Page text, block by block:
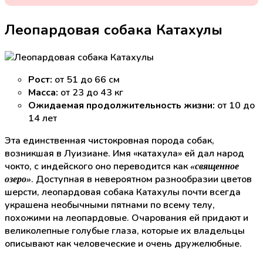
Леопардовая собака Катахулы
Рост: от 51 до 66 см
Масса: от 23 до 43 кг
Ожидаемая продолжительность жизни: от 10 до
14 лет
Эта единственная чистокровная порода собак,
возникшая в Луизиане. Имя «катахула» ей дал народ
чокто, с индейского оно переводится как «священное
озеро». Доступная в невероятном разнообразии цветов
шерсти, леопардовая собака Катахулы почти всегда
украшена необычными пятнами по всему телу,
похожими на леопардовые. Очарования ей придают и
великолепные голубые глаза, которые их владельцы
описывают как человеческие и очень дружелюбные.